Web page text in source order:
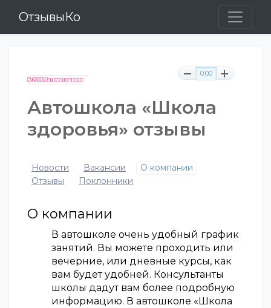
ОтзывыКо
0.00
Автошкола «Школа
здоровья» отзывы
Новости Вакансии
О компании
Отзывы
Поклонники
О компании
В автошколе очень удобный график
занятий. Вы можете проходить или
вечерние, или дневные курсы, как
вам будет удобней. Консультанты
школы дадут вам более подробную
информацию. В автошколе «Школа